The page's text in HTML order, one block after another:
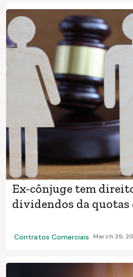
Ex-cônjuge tem
dividendos da quotas
Contratos Comerciais March 29,